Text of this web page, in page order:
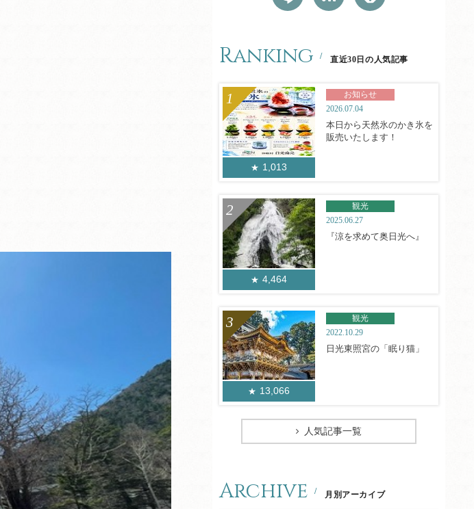
Ranking 直近30日の人気記事
1,013
お知らせ
2026.07.04
本日から天然氷のかき氷を
販売いたします！
4,464
観光
2025.06.27
『涼を求めて奥日光へ』
13,066
観光
2022.10.29
日光東照宮の「眠り猫」
人気記事一覧
Archive 月別アーカイブ